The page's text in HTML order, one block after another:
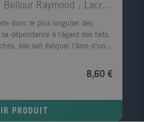
Brontë Emily ; Bellour Raymond ; Lacretelle Jacque
donc le plus singulier des
dépendance à l'égard des faits.
elle sait évoquer l'âme d'un
le vent et gronder le tonnerre.
tortueux qui me vient à
8,60 €
PRODUIT